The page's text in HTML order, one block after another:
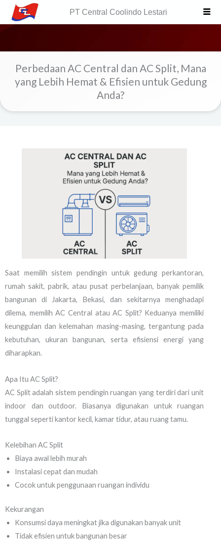
PT Central Coolindo Lestari
Perbedaan AC Central dan AC Split, Mana
yang Lebih Hemat & Efisien untuk Gedung
Anda?
Saat memilih sistem pendingin untuk gedung perkantoran,
rumah sakit, pabrik, atau pusat perbelanjaan, banyak pemilik
bangunan di Jakarta, Bekasi, dan sekitarnya menghadapi
dilema, memilih AC Central atau AC Split? Keduanya memiliki
keunggulan dan kelemahan masing-masing, tergantung pada
kebutuhan, ukuran bangunan, serta efisiensi energi yang
diharapkan.
Apa Itu AC Split?
AC Split adalah sistem pendingin ruangan yang terdiri dari unit
indoor dan outdoor. Biasanya digunakan untuk ruangan
tunggal seperti kantor kecil, kamar tidur, atau ruang tamu.
Kelebihan AC Split
Biaya awal lebih murah
Instalasi cepat dan mudah
Cocok untuk penggunaan ruangan individu
Kekurangan
Konsumsi daya meningkat jika digunakan banyak unit
Tidak efisien untuk bangunan besar